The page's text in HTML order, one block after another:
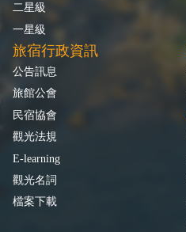
二星級
一星級
旅宿行政資訊
公告訊息
旅館公會
民宿協會
觀光法規
E-learning
觀光名詞
檔案下載